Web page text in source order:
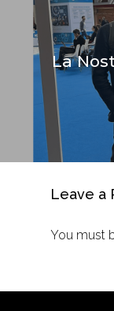
La
Leave a
You must